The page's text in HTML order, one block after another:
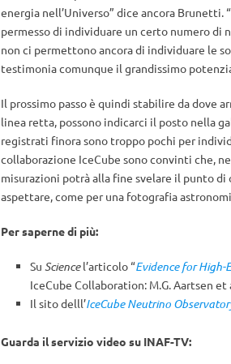
energia nell’Universo” dice ancora Brunetti.
permesso di individuare un certo numero di
non ci permettono ancora di individuare le
testimonia comunque il grandissimo
Il prossimo passo è quindi stabilire da dove
linea retta, possono indicarci il posto nella
registrati finora sono troppo pochi per
collaborazione IceCube sono convinti che,
misurazioni potrà alla fine svelare il punto
aspettare, come per una fotografia
Per saperne di più:
Su Sciencel’articolo “Evidence for High-
IceCube Collaboration: M.G. Aartsen et
Il sito delll’IceCube Neutrino
Guarda il servizio video su INAF-TV: